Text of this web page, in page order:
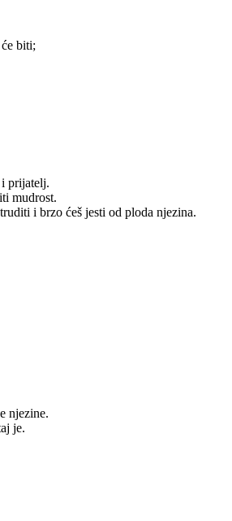
biti;
prijatelj.
mudrost.
i brzo ćeš jesti od ploda njezina.
njezine.
je.